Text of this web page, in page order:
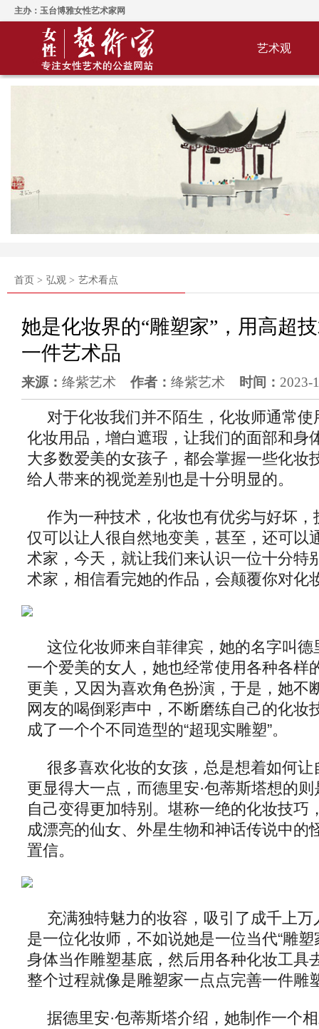
主办：玉台博雅女性艺术家网
艺术观
首页 > 弘观 > 艺术看点
她是化妆界的“雕塑家”，用高超
一件艺术品
来源： 绛紫艺术 作者： 绛紫艺术 时间： 2023-
对于化妆我们并不陌生，化妆师通常
化妆用品，增白遮瑕，让我们的面部和身
大多数爱美的女孩子，都会掌握一些化妆
给人带来的视觉差别也是十分明显的。
作为一种技术，化妆也有优劣与好坏
仅可以让人很自然地变美，甚至，还可以
术家，今天，就让我们来认识一位十分特
术家，相信看完她的作品，会颠覆你对化
这位化妆师来自菲律宾，她的名字叫德
一个爱美的女人，她也经常使用各种各样
更美，又因为喜欢角色扮演，于是，她不
网友的喝倒彩声中，不断磨练自己的化妆
成了一个个不同造型的“超现实雕塑”。
很多喜欢化妆的女孩，总是想着如何
更显得大一点，而德里安·包蒂斯塔想的
自己变得更加特别。堪称一绝的化妆技巧
成漂亮的仙女、外星生物和神话传说中的
置信。
充满独特魅力的妆容，吸引了成千上
是一位化妆师，不如说她是一位当代“雕
身体当作雕塑基底，然后用各种化妆工具
整个过程就像是雕塑家一点点完善一件雕
据德里安·包蒂斯塔介绍，她制作一个